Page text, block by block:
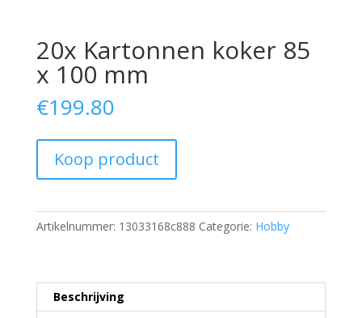
20x Kartonnen koker 85
x 100 mm
€199.80
Koop product
Artikelnummer: 13033168c888 Categorie: Hobby
Beschrijving